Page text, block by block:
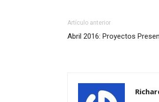
Artículo anterior
Abril 2016: Proyectos